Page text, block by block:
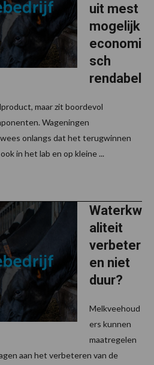
uit mest
mogelijk
economi
sch
rendabel
maar zit boordevol
Wageningen
onlangs dat het terugwinnen
in het lab en op kleine ...
Waterkw
aliteit
verbeter
en niet
duur?
Melkveehoud
ers kunnen
maatregelen
aan het verbeteren van de